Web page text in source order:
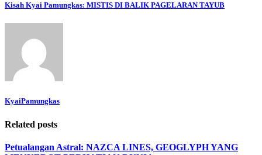
Kisah Kyai Pamungkas: MISTIS DI BALIK PAGELARAN TAYUB
KyaiPamungkas
Related posts
Petualangan Astral: NAZCA LINES, GEOGLYPH YANG